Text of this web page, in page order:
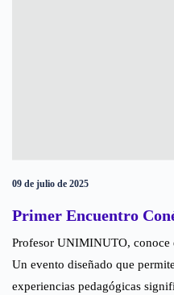
09 de julio de 2025
Primer Encuentro
Profesor UNIMINUTO, conoce
Un evento diseñado que
experiencias pedagógicas